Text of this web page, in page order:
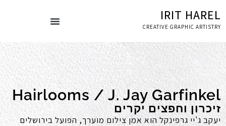
IRIT HAREL
CREATIVE GRAPHIC ARTISTRY
Hairlooms / J. Jay Garfinkel
זיכרון וחפצים יקרים
יעקב ג'יי גרפינקל הוא אמן צילום מוערך, הפועל בירושלים